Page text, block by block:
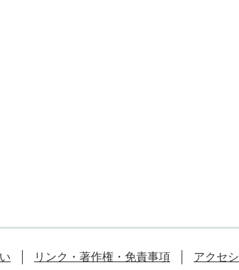
リンク・著作権・免責事項 アクセ